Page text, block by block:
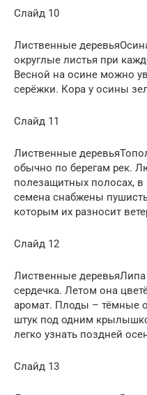
Слайд 10
Лиственные
округлые листья при
Весной на осине можно
серёжки. Кора у осины
Слайд 11
Лиственные
обычно по берегам рек.
полезащитных полосах, в
семена снабжены
которым их разносит
Слайд 12
Лиственные
сердечка. Летом она
аромат. Плоды – тёмные
штук под одним
легко узнать поздней
Слайд 13